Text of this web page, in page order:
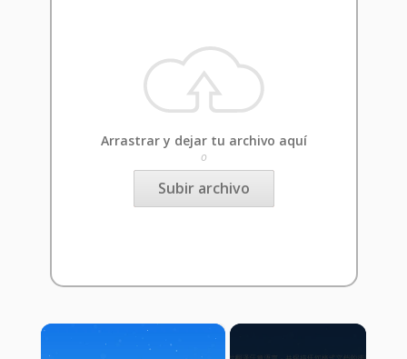
Arrastrar y dejar tu archivo aquí
o
Subir archivo
×